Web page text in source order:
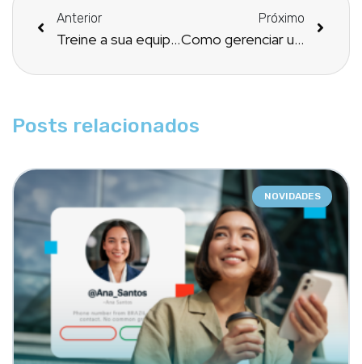
Anterior
Treine a sua equipe de atendimento e veja no curto prazo os melhores resultados
Próximo
Como gerenciar uma farmácia magistral de forma online e em tempo real
Posts relacionados
NOVIDADES